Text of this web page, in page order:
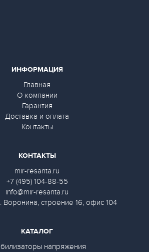
ИНФОРМАЦИЯ
Главная
О компании
Гарантия
Доставка и оплата
Контакты
КАТАЛОГ
напряжения
КОНТАКТЫ
mir-resanta.ru
+7 (495) 104-88-55
info@mir-resanta.ru
Воронина, строение 16, офис 104